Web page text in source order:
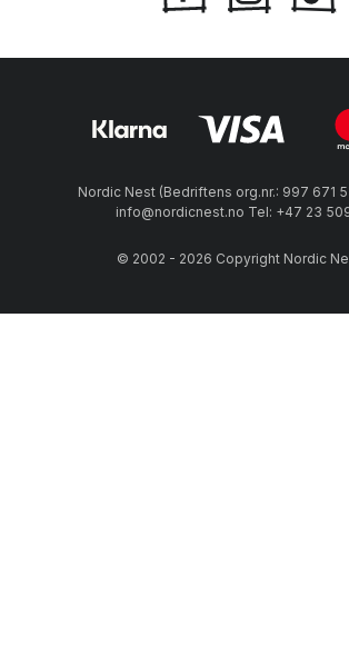
Nordic Nest (Bedriftens org.nr.: 997 671
info@nordicnest.no Tel: +47 23
© 2002 - 2026 Copyright Nordic